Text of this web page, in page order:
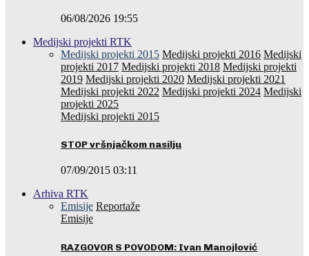
06/08/2026 19:55
Medijski projekti RTK
Medijski projekti 2015 Medijski projekti 2016 Medijski
projekti 2017 Medijski projekti 2018 Medijski projekti
2019 Medijski projekti 2020 Medijski projekti 2021
Medijski projekti 2022 Medijski projekti 2024 Medijski
projekti 2025
Medijski projekti 2015
STOP vršnjačkom nasilju
07/09/2015 03:11
Arhiva RTK
Emisije Reportaže
Emisije
RAZGOVOR S POVODOM: Ivan Manojlović